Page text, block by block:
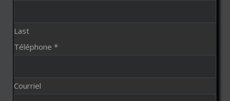
Last
Téléphone *
Courriel